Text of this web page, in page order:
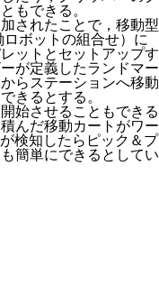
もできる。
されたことで，移動型
ボットの組合せ）に
ットとセットアップす
が定義したランドマー
らステーションへ移動
きるとする。
始させることもできる
んだ移動カートがワー
検知したらピック＆プ
簡単にできるとしてい